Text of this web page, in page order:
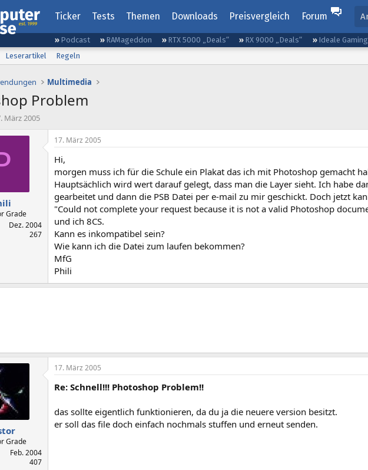
Ticker Tests Themen Downloads Preisvergleich Forum
Podcast RAMageddon RTX 5000 „Deals“ RX 9000 „Deals“ Ideale
Leserartikel Regeln
Multimedia
Problem
März 2005
Grade
Dez. 2004
267
17. März 2005
Hi,
morgen muss ich für die Schule ein Plakat das ich mit Photoshop gemacht
Hauptsächlich wird wert darauf gelegt, dass man die Layer sieht. Ich habe
gearbeitet und dann die PSB Datei per e-mail zu mir geschickt. Doch jetzt
"Could not complete your request because it is not a valid Photoshop
und ich 8CS.
Kann es inkompatibel sein?
Wie kann ich die Datei zum laufen bekommen?
MfG
Phili
Grade
Feb. 2004
407
17. März 2005
Re: Schnell!!! Photoshop Problem!!
das sollte eigentlich funktionieren, da du ja die neuere version besitzt.
er soll das file doch einfach nochmals stuffen und erneut senden.